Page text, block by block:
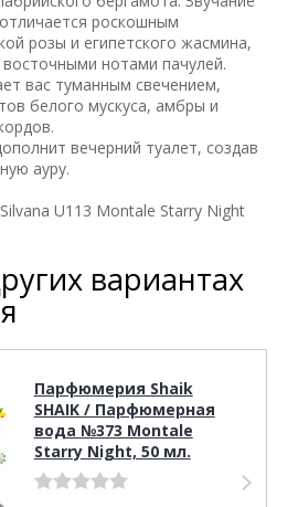
роскошным
розы и египетского жасмина,
нотами пачулей.
вас туманным свечением,
белого мускуса, амбры и
вечерний туалет, создав
ауру.
U113 Montale Starry Night
вариантах
Парфюмерия Shaik
SHAIK / Парфюмерная
вода №373 Montale
Starry Night, 50 мл.